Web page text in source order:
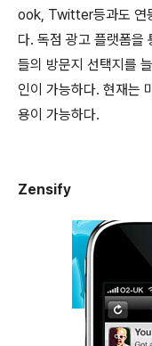
ook, Twitter등과도 연
다. 독점 광고 플랫폼을
들의 방문지 선택지를
인이 가능하다. 현재는
용이 가능하다.
Zensify